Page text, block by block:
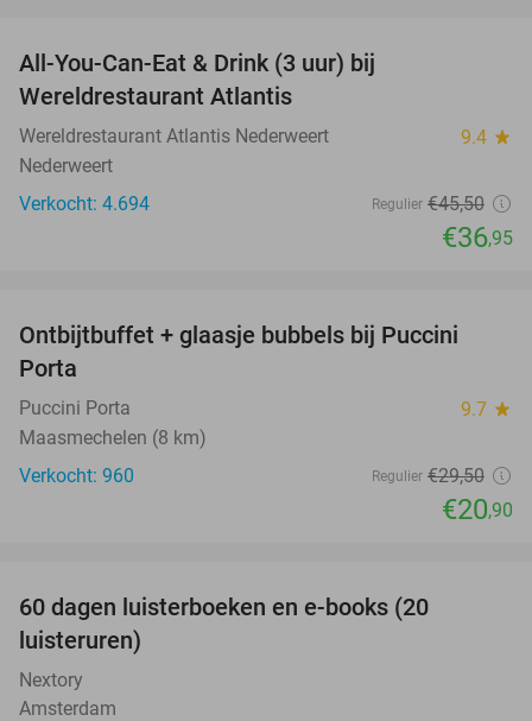
All-You-Can-Eat & Drink (3 uur) bij
Wereldrestaurant Atlantis
Wereldrestaurant Atlantis Nederweert 9.4 star
Nederweert
Verkocht: 4.694
Regulier €45,50
€36,95
Ontbijtbuffet + glaasje bubbels bij Puccini
Porta
Puccini Porta 9.7 star
Maasmechelen (8 km)
Verkocht: 960
Regulier €29,50
€20,90
60 dagen luisterboeken en e-books (20
luisteruren)
Nextory
Amsterdam